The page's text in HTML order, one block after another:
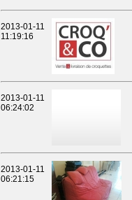
2013-01-11
11:19:16
2013-01-11
06:24:02
2013-01-11
06:21:15